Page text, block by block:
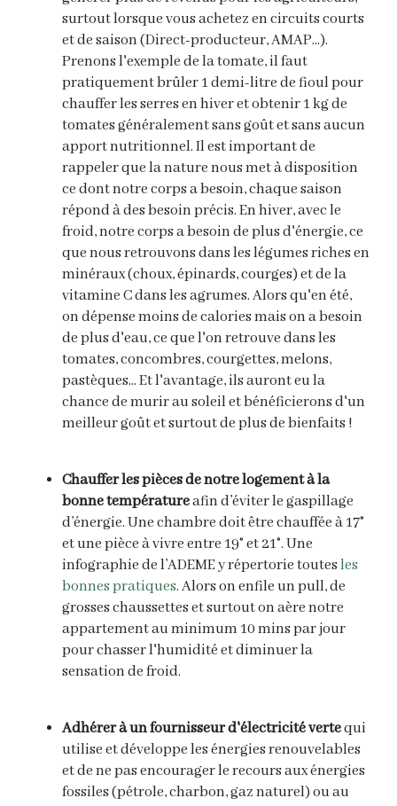
surtout lorsque vous achetez en circuits courts
et de saison (Direct-producteur, AMAP...).
Prenons l'exemple de la tomate, il faut
pratiquement brûler 1 demi-litre de fioul pour
chauffer les serres en hiver et obtenir 1 kg de
tomates généralement sans goût et sans aucun
apport nutritionnel. Il est important de
rappeler que la nature nous met à disposition
ce dont notre corps a besoin, chaque saison
répond à des besoin précis. En hiver, avec le
froid, notre corps a besoin de plus d'énergie, ce
que nous retrouvons dans les légumes riches en
minéraux (choux, épinards, courges) et de la
vitamine C dans les agrumes. Alors qu'en été,
on dépense moins de calories mais on a besoin
de plus d'eau, ce que l'on retrouve dans les
tomates, concombres, courgettes, melons,
pastèques... Et l'avantage, ils auront eu la
chance de murir au soleil et bénéficierons d'un
meilleur goût et surtout de plus de bienfaits !
Chauffer les pièces de notre logement à la
bonne températureafin d’éviter le gaspillage
d’énergie. Une chambre doit être chauffée à 17°
et une pièce à vivre entre 19° et 21°. Une
infographie de l’ADEME y répertorie toutesles
bonnes pratiques. Alors on enfile un pull, de
grosses chaussettes et surtout on aère notre
appartement au minimum 10 mins par jour
pour chasser l'humidité et diminuer la
sensation de froid.
Adhérer à un fournisseur d'électricité vertequi
utilise et développe les énergies renouvelables
et de ne pas encourager le recours aux énergies
fossiles (pétrole, charbon, gaz naturel) ou au